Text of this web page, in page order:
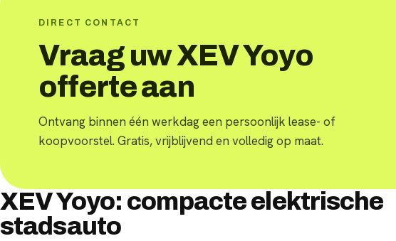
DIRECT CONTACT
Vraag uw XEV Yoyo
offerte aan
Ontvang binnen één werkdag een persoonlijk lease- of
koopvoorstel. Gratis, vrijblijvend en volledig op maat.
XEV Yoyo: compacte elektrische
stadsauto